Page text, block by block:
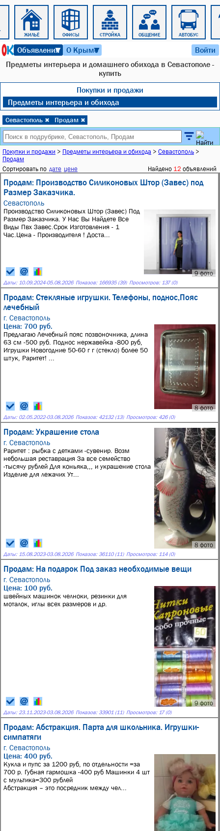
ЖИЛЬЁ ОФИСЫ СТРОЙКА ОБЩЕНИЕ АВТОБУС
Объявления
▼ О Крыме
▼ Войти
Предметы интерьера и домашнего обихода в Севастополе -
купить
Покупки и продажи
Предметы интерьера и обихода
Севастополь ✖ Продам ✖
Покупки и продажи > Предметы интерьера и обихода > Севастополь >
Продам
Сортировать по дате цене Найдено 12 объявлений
Продам: Производство Силиконовых Штор (Завес) под
Размер Заказчика.
Севастополь
9 фото
Производство Силиконовых Штор (Завес) Под
Размер Заказчика. У Нас Вы Найдете Все
Виды Пвх Завес.Срок Изготовления - 1
Час.Цена - Производителя ! Доста...
Даты: 10.09.2024-05.08.2026 Показов: 166935 (39) Просмотров: 137 (0)
Продам: Стекляные игрушки. Телефоны, поднос,Пояс
лечебный
г. Севастополь
8 фото
Цена: 700 руб.
Предлагаю Лечебный пояс позвоночника, длина
63 см -500 руб. Поднос нержавейка -800 руб,
Игрушки Новогодние 50-60 г г (стекло) более 50
штук, Раритет! ...
Даты: 02.05.2022-03.08.2026 Показов: 42132 (13) Просмотров: 426 (0)
Продам: Украшение стола
г. Севастополь
8 фото
Раритет : рыбка с детками -сувенир. Возм
небольшая реставрация За все семейство
-тысячу рублей Для коньяка,,, и украшение стола
Изделие для лежачих Ут...
Даты: 15.08.2023-03.08.2026 Показов: 36110 (11) Просмотров: 114 (0)
Продам: На подарок Под заказ необходимые вещи
г. Севастополь
9 фото
Цена: 100 руб.
швейных машинок челноки, резинки для
моталок, иглы всех размеров и др.
Даты: 23.11.2023-03.08.2026 Показов: 33901 (11) Просмотров: 17 (0)
Продам: Абстракция. Парта для школьника. Игрушки-
симпатяги
г. Севастополь
Цена: 400 руб.
Кукла и пупс за 1200 руб, по отдельности =за
700 р. Губная гармошка -400 руб Машинки 4 шт
с мультика=300 рублей
Абстракция – это посредник между чел...